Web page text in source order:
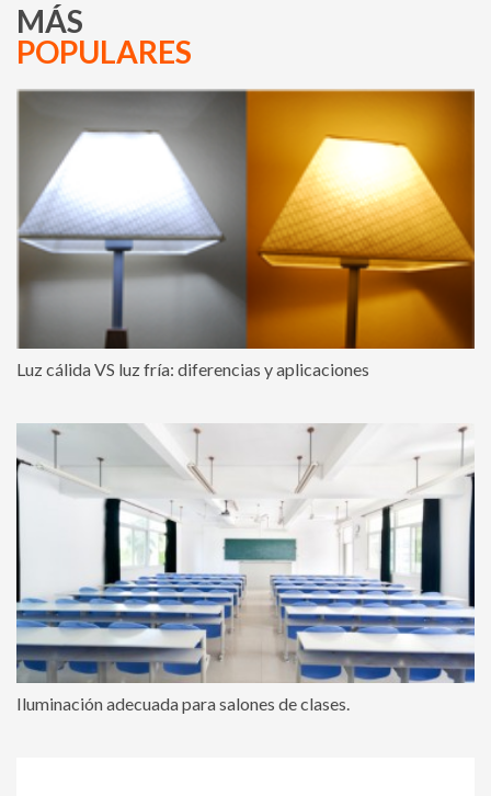
MÁS
POPULARES
Luz cálida VS luz fría: diferencias y aplicaciones
Iluminación adecuada para salones de clases.